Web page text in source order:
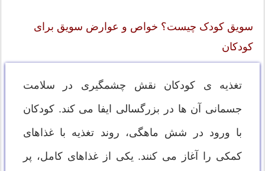
سویق کودک چیست؟ خواص و عوارض سویق برای
کودکان
تغذیه ی کودکان نقش چشمگیری در سلامت
جسمانی آن ها در بزرگسالی ایفا می کند. کودکان
با ورود در شش ماهگی، روند تغذیه با غذاهای
کمکی را آغاز می کنند. یکی از غذاهای کامل، پر